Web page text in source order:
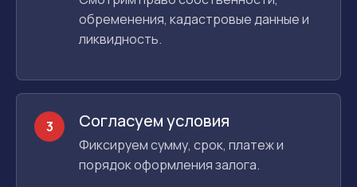
обременения, кадастровые данные и
ликвидность.
3 Согласуем условия
Фиксируем сумму, срок, платеж и
порядок оформления залога.